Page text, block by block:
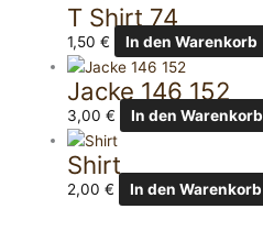
T Shirt 74
1,50€ In den Warenkorb
Jacke 146 152
3,00€ In den Warenkorb
Shirt
2,00€ In den Warenkorb